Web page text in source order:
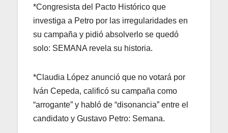
*Congresista del Pacto Histórico que
investiga a Petro por las irregularidades en
su campaña y pidió absolverlo se quedó
solo: SEMANA revela su historia.
*Claudia López anunció que no votará por
Iván Cepeda, calificó su campaña como
“arrogante” y habló de “disonancia” entre el
candidato y Gustavo Petro: Semana.